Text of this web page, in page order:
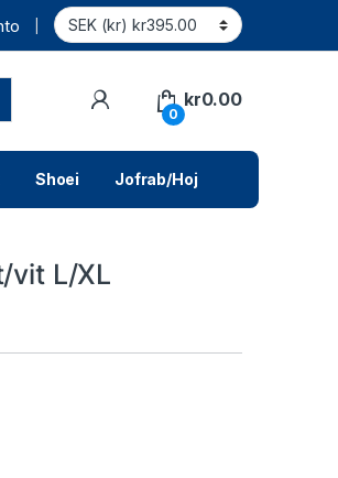
0
kr0.00
Shoei Jofrab/Hoj
vit L/XL